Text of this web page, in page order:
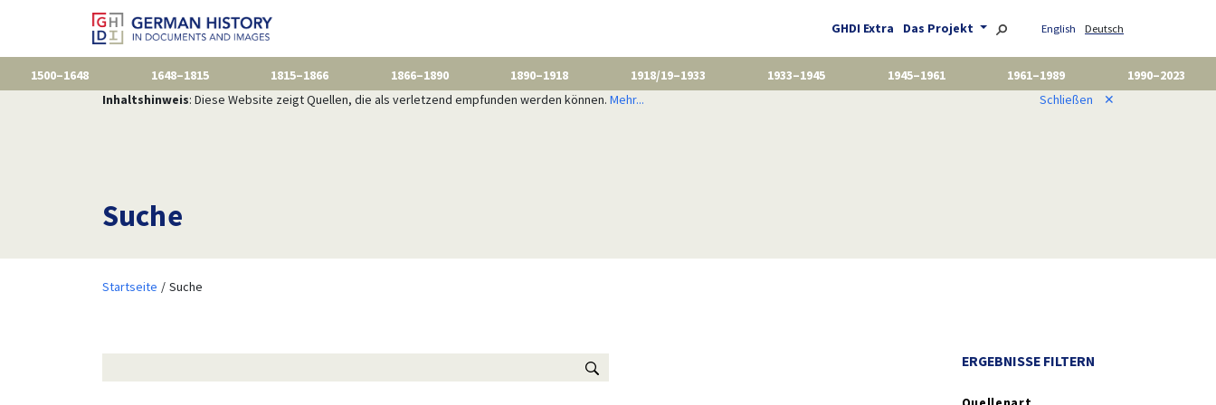
GHDI Extra Das Projekt English Deutsch
1500–1648 1648–1815 1815–1866 1866–1890 1890–1918 1918/19–1933 1933–1945 1945–1961 1961–1989
1990–2023
Inhaltshinweis: Diese Website zeigt Quellen, die als verletzend empfunden werden können. Mehr... Schließen ✕
Suche
Startseite Suche
ERGEBNISSE FILTERN